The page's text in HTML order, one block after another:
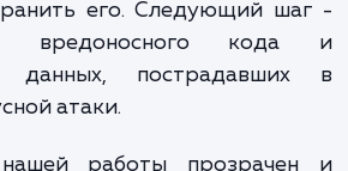
устранение угрозы, но и
мер,
вашего